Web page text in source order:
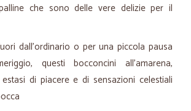
che sono delle vere delizie per il
dall'ordinario o per una piccola pausa
questi bocconcini all'amarena,
di piacere e di sensazioni celestiali